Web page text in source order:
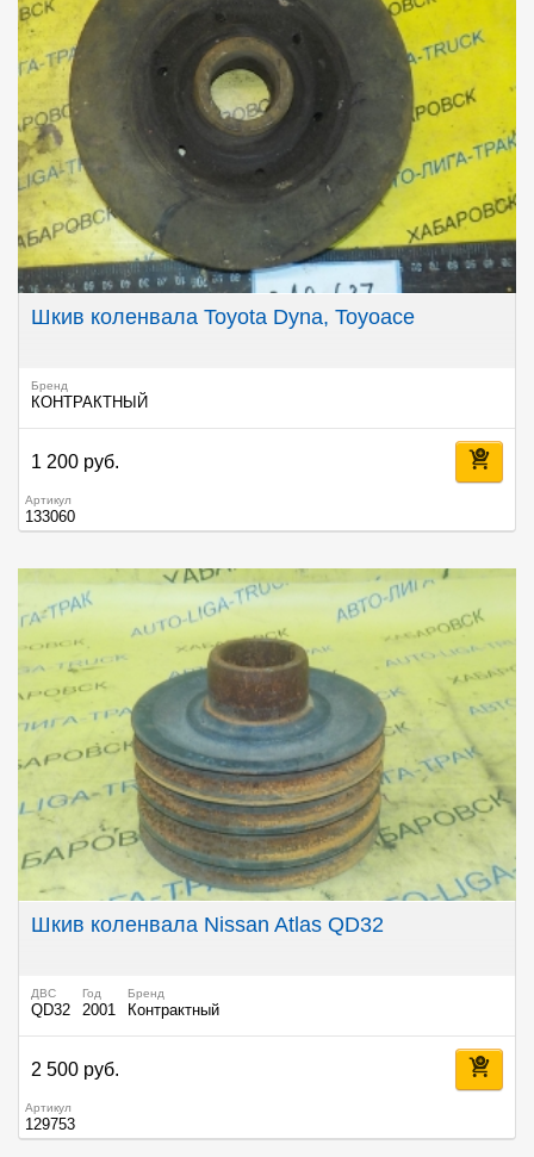
Шкив коленвала Toyota Dyna, Toyoace
Бренд
КОНТРАКТНЫЙ
1 200 руб.
Артикул
133060
Шкив коленвала Nissan Atlas QD32
ДВС
QD32
Год
2001
Бренд
Контрактный
2 500 руб.
Артикул
129753